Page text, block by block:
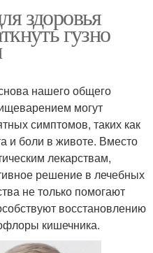
здоровья
гузно
нашего общего
могут
симптомов, таких как
и боли в животе. Вместо
лекарствам,
решение в лечебных
не только помогают
восстановлению
кишечника.